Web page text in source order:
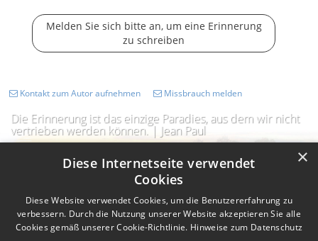
Melden Sie sich bitte an, um eine Erinnerung
zu schreiben
Die Erinnerung ist das einzige Paradies, aus dem wir nicht
vertrieben werden können. | Jean Paul
Kontakt zum Autor aufnehmen Missbrauch melden
×
Diese Internetseite verwendet
Cookies
Diese Website verwendet Cookies, um die Benutzererfahrung zu
verbessern. Durch die Nutzung unserer Website akzeptieren Sie alle
Cookies gemäß unserer Cookie-Richtlinie. Hinweise zum Datenschutz